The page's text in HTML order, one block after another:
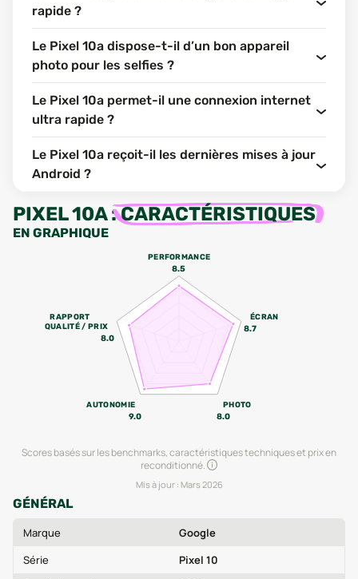
rapide ?
Le Pixel 10a dispose-t-il d’un bon appareil
photo pour les selfies ?
Le Pixel 10a permet-il une connexion internet
ultra rapide ?
Le Pixel 10a reçoit-il les dernières mises à jour
Android ?
PIXEL 10A:CARACTÉRISTIQUES
EN GRAPHIQUE
PERFORMANCE
8.5
ÉCRAN
8.7
PHOTO
8.0
AUTONOMIE
9.0
RAPPORT
QUALITÉ / PRIX
8.0
Scores basés sur les benchmarks, caractéristiques techniques et prix en
reconditionné.
Mis à jour : Mars 2026
GÉNÉRAL
Marque
Google
Série
Pixel 10